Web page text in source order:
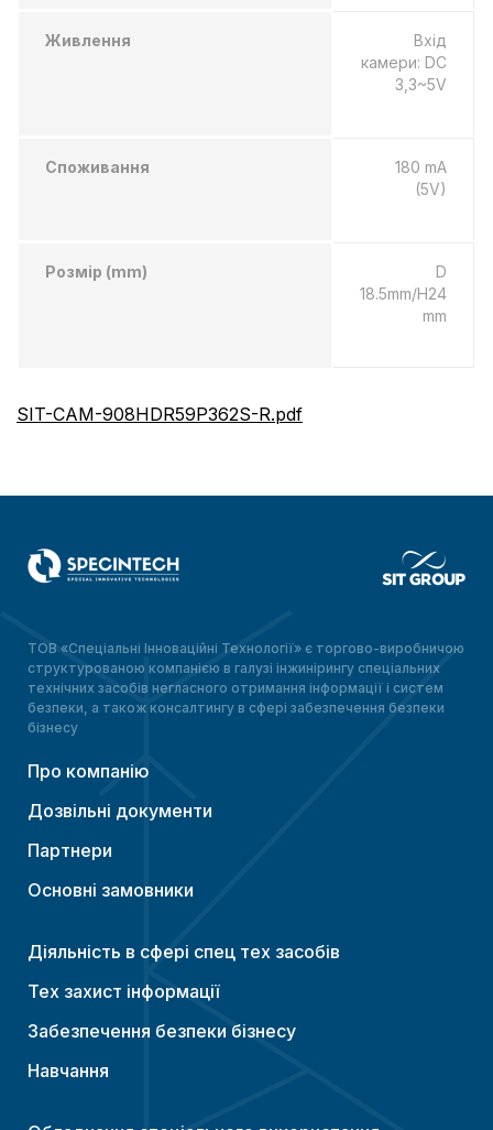
Живлення
Вхід
камери: DC
3,3~5V
Споживання
180 mA
(5V)
Розмір (mm)
D
18.5mm/H24
mm
SIT-CAM-908HDR59P362S-R.pdf
ТОВ «Спеціальні Інноваційні Технології» є торгово-виробничою
структурованою компанією в галузі інжинірингу спеціальних
технічних засобів негласного отримання інформації і систем
безпеки, а також консалтингу в сфері забезпечення безпеки
бізнесу
Про компанію
Дозвільні документи
Партнери
Основні замовники
Діяльність в сфері спец тех засобів
Тех захист інформації
Забезпечення безпеки бізнесу
Навчання